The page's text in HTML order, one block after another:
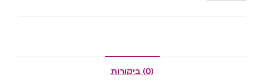
(0) ביקורות